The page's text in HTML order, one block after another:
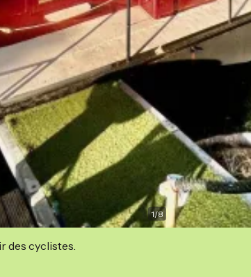
1/8
des cyclistes.